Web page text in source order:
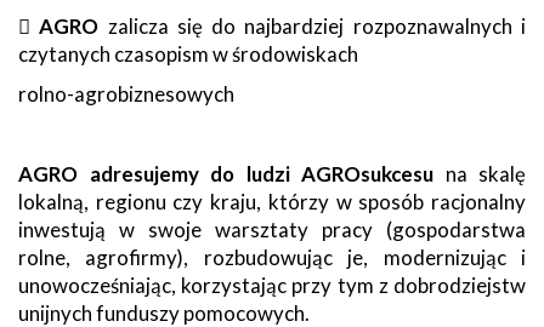
AGRO zalicza się do najbardziej rozpoznawalnych i
czytanych czasopism w środowiskach
rolno-agrobiznesowych
AGRO adresujemy do ludzi AGROsukcesu na skalę
lokalną, regionu czy kraju, którzy w sposób racjonalny
inwestują w swoje warsztaty pracy (gospodarstwa
rolne, agrofirmy), rozbudowując je, modernizując i
unowocześniając, korzystając przy tym z dobrodziejstw
unijnych funduszy pomocowych.